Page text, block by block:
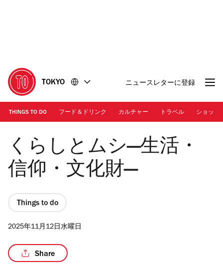
に
移
動
移
動
TOKYO ニュースレターに登録
THINGS TO DO フード＆ドリンク カルチャー トラベル ショッピ
メインビジュアル
くらしとムシ―生活・
信仰・文化財―
Things to do
2025年11月12日水曜日
Share